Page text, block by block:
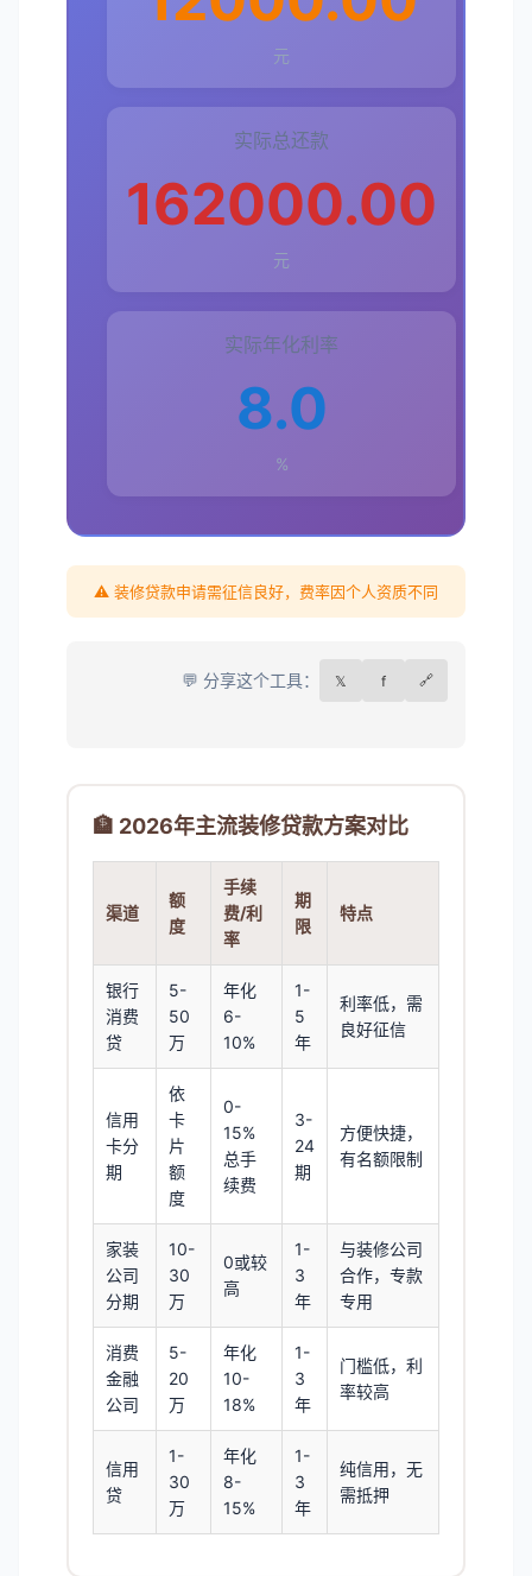
元
实际总还款
162000.00
元
实际年化利率
8.0
%
⚠️ 装修贷款申请需征信良好，费率因个人资质不同
💬 分享这个工具： 𝕏 f 🔗
🏦 2026年主流装修贷款方案对比
渠道
额
度
手续
费/利
率
期
限
特点
银行
消费
贷
5-
50
万
年化
6-
10%
1-
5
年
利率低，需
良好征信
信用
卡分
期
依
卡
片
额
度
0-
15%
总手
续费
3-
24
期
方便快捷，
有名额限制
家装
公司
分期
10-
30
万
0或较
高
1-
3
年
与装修公司
合作，专款
专用
消费
金融
公司
5-
20
万
年化
10-
18%
1-
3
年
门槛低，利
率较高
信用
贷
1-
30
万
年化
8-
15%
1-
3
年
纯信用，无
需抵押